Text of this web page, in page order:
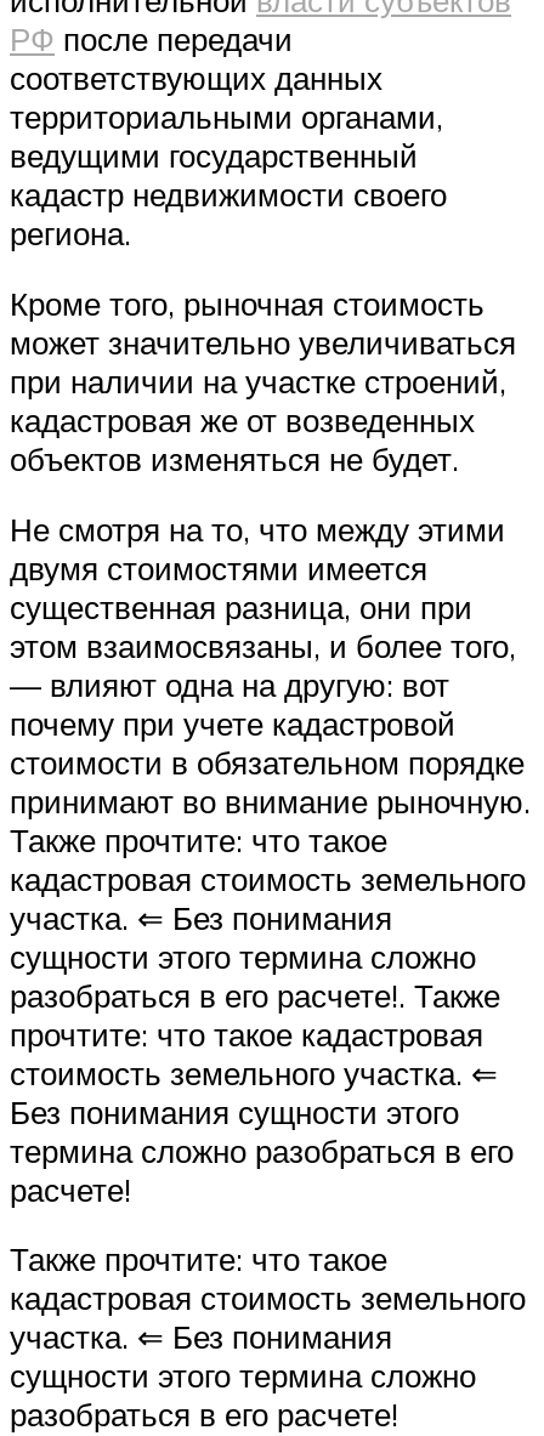
РФ после передачи
соответствующих данных
территориальными органами,
ведущими государственный
кадастр недвижимости своего
региона.
Кроме того, рыночная стоимость
может значительно увеличиваться
при наличии на участке строений,
кадастровая же от возведенных
объектов изменяться не будет.
Не смотря на то, что между этими
двумя стоимостями имеется
существенная разница, они при
этом взаимосвязаны, и более того,
— влияют одна на другую: вот
почему при учете кадастровой
стоимости в обязательном порядке
принимают во внимание рыночную.
Также прочтите: что такое
кадастровая стоимость земельного
участка. ⇐ Без понимания
сущности этого термина сложно
разобраться в его расчете!. Также
прочтите: что такое кадастровая
стоимость земельного участка. ⇐
Без понимания сущности этого
термина сложно разобраться в его
расчете!
Также прочтите: что такое
кадастровая стоимость земельного
участка. ⇐ Без понимания
сущности этого термина сложно
разобраться в его расчете!